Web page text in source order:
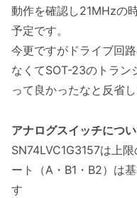
動作を確認し21MHzの
予定です。
今更ですがドライブ回
なくてSOT-23のトラン
って良かったなと反省し
アナログスイッチにつ
SN74LVC1G3157は上
ート（A・B1・B2）は
す